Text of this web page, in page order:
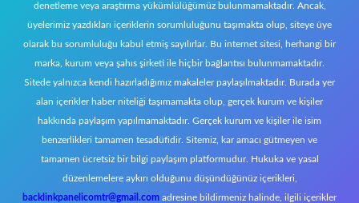
denetleme veya araştırma yükümlülüğümüz bulunmamaktadır. Ancak,
üyelerimiz yazdıkları içeriklerin sorumluluğunu taşımakta olup, siteye üye
olarak bu sorumluluğu kabul etmiş sayılırlar. Bu internet sitesi, herhangi bir
marka, kurum veya şahıs şirketi ile hiçbir bağlantısı bulunmamaktadır.
Sitede yalnızca kendi hazırladığımız makaleler paylaşılmaktadır. Burada yer
alan içerikler haber niteliği taşımamakta olup, gerçek kurum ve kişiler
hakkında paylaşım yapılmamaktadır. Gerçek kurum ve kişiler ile isim
benzerlikleri tamamen tesadüfidir. Sitemiz, kar amacı gütmeyen ve
tamamen ücretsiz bir bilgi paylaşım platformudur. Hukuka ve yasal
düzenlemelere aykırı olduğunu düşündüğünüz içerikleri,
backlinkpanelicomtr@gmail.com adresine bildirmeniz halinde, ilgili içerikler